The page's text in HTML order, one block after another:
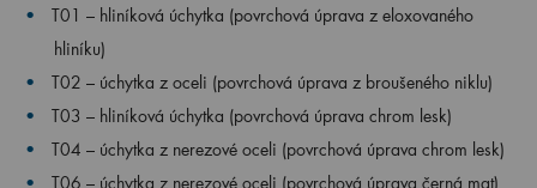
T01 – hliníková úchytka (povrchová úprava z eloxovaného
hliníku)
T02 – úchytka z oceli (povrchová úprava z broušeného niklu)
T03 – hliníková úchytka (povrchová úprava chrom lesk)
T04 – úchytka z nerezové oceli (povrchová úprava chrom lesk)
T06 – úchytka z nerezové oceli (povrchová úprava černá mat)